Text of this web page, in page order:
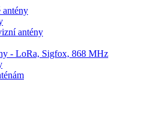
antény
antény
- LoRa, Sigfox, 868 MHz